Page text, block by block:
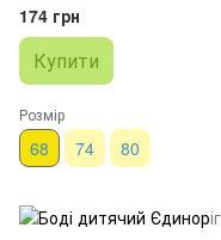
174 грн
Купити
Розмір
68 74 80